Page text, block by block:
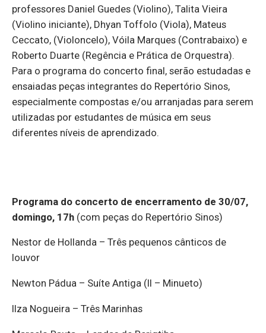
professores Daniel Guedes (Violino), Talita Vieira
(Violino iniciante), Dhyan Toffolo (Viola), Mateus
Ceccato, (Violoncelo), Vóila Marques (Contrabaixo) e
Roberto Duarte (Regência e Prática de Orquestra).
Para o programa do concerto final, serão estudadas e
ensaiadas peças integrantes do Repertório Sinos,
especialmente compostas e/ou arranjadas para serem
utilizadas por estudantes de música em seus
diferentes níveis de aprendizado.
Programa do concerto de encerramento de 30/07,
domingo, 17h (com peças do Repertório Sinos)
Nestor de Hollanda – Três pequenos cânticos de
louvor
Newton Pádua – Suíte Antiga (II – Minueto)
Ilza Nogueira – Três Marinhas